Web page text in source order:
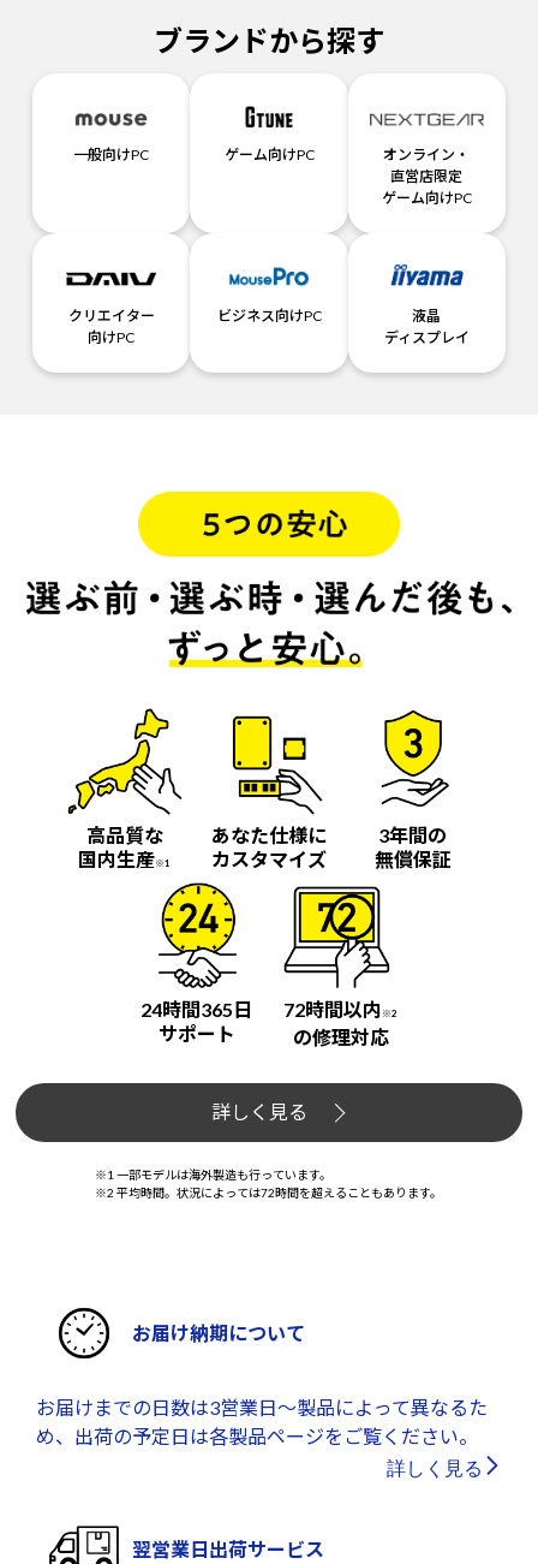
ブランドから探す
一般向けPC ゲーム向けPC
オンライン・
直営店限定
ゲーム向けPC
クリエイター
向けPC
ビジネス向けPC
液晶
ディスプレイ
高品質な
国内生産※1
あなた仕様に
カスタマイズ
3年間の
無償保証
24時間365日
サポート
72時間以内 ※2
の修理対応
詳しく見る
※1 一部モデルは海外製造も行っています。
※2 平均時間。状況によっては72時間を超えることもあります。
お届け納期について
お届けまでの日数は3営業日～製品によって異なるた
め、出荷の予定日は各製品ページをご覧ください。
詳しく見る
翌営業日出荷サービス